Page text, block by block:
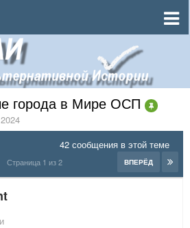
города в Мире ОСП
42 сообщения в этой теме
ВПЕРЁД
Страница 1 из 2